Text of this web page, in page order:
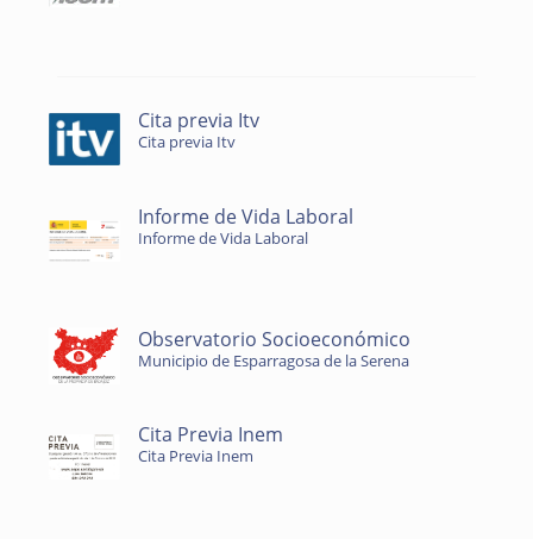
Cita previa Itv
Cita previa Itv
Informe de Vida Laboral
Informe de Vida Laboral
Observatorio Socioeconómico
Municipio de Esparragosa de la Serena
Cita Previa Inem
Cita Previa Inem